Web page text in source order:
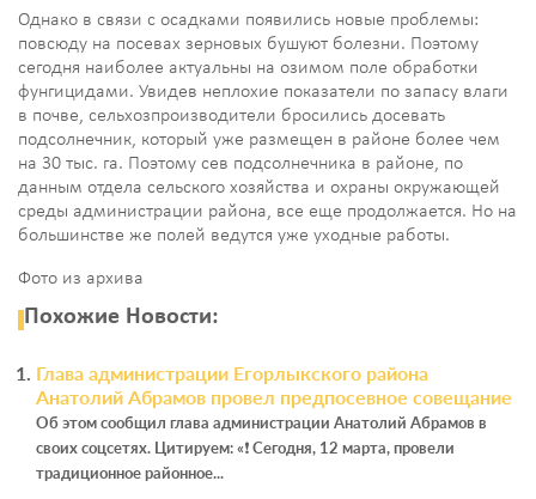
Однако в связи с осадками появились новые проблемы:
повсюду на посевах зерновых бушуют болезни. Поэтому
сегодня наиболее актуальны на озимом поле обработки
фунгицидами. Увидев неплохие показатели по запасу влаги
в почве, сельхозпроизводители бросились досевать
подсолнечник, который уже размещен в районе более чем
на 30 тыс. га. Поэтому сев подсолнечника в районе, по
данным отдела сельского хозяйства и охраны окружающей
среды администрации района, все еще продолжается. Но на
большинстве же полей ведутся уже уходные работы.
Фото из архива
Похожие Новости:
Глава администрации Егорлыкского района
Анатолий Абрамов провел предпосевное совещание
Об этом сообщил глава администрации Анатолий Абрамов в
своих соцсетях. Цитируем: «❗️ Сегодня, 12 марта, провели
традиционное районное...